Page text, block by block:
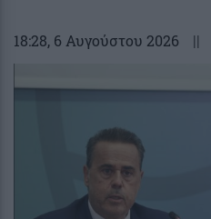
18:28, 6 Αυγούστου 2026 ||